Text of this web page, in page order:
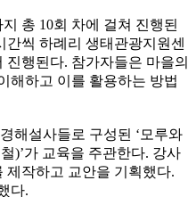
총 10회 차에 걸쳐 진행된
씩 하례리 생태관광지원센
행된다. 참가자들은 마을의
해하고 이를 활용하는 방법
해설사들로 구성된 ‘모루와
)’가 교육을 주관한다. 강사
제작하고 교안을 기획했다.
다.